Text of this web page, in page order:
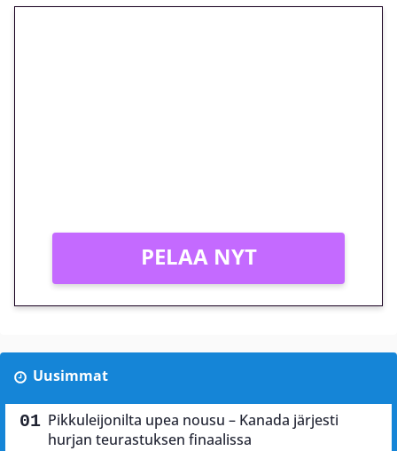
PELAA NYT
Uusimmat
Pikkuleijonilta upea nousu – Kanada järjesti
hurjan teurastuksen finaalissa